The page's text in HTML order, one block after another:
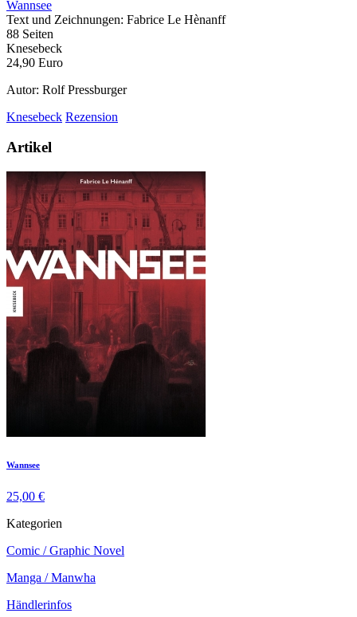
Wannsee
Text und Zeichnungen: Fabrice Le Hènanff
88 Seiten
Knesebeck
24,90 Euro
Autor: Rolf Pressburger
Knesebeck Rezension
Artikel
Wannsee
25,00 €
Kategorien
Comic / Graphic Novel
Manga / Manwha
Händlerinfos